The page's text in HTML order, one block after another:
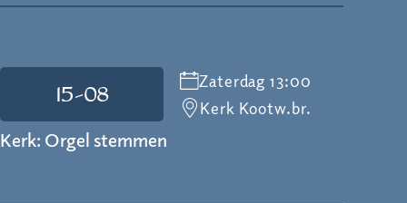
15-08
Zaterdag 13:00
Kerk Kootw.br.
Kerk: Orgel stemmen